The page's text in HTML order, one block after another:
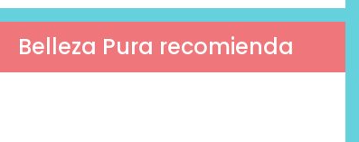
Belleza Pura recomienda